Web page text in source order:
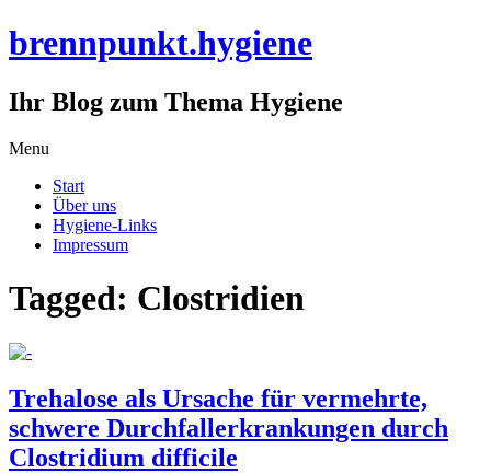
brennpunkt.hygiene
Ihr Blog zum Thema Hygiene
Menu
content
Start
Über uns
Hygiene-Links
Impressum
Tagged: Clostridien
Trehalose als Ursache für vermehrte,
schwere Durchfallerkrankungen durch
Clostridium difficile